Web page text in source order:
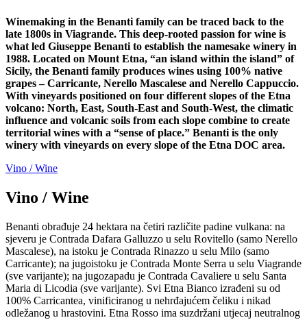
Winemaking in the Benanti family can be traced back to the
late 1800s in Viagrande. This deep-rooted passion for wine is
what led Giuseppe Benanti to establish the namesake winery in
1988. Located on Mount Etna, “an island within the island” of
Sicily, the Benanti family produces wines using 100% native
grapes – Carricante, Nerello Mascalese and Nerello Cappuccio.
With vineyards positioned on four different slopes of the Etna
volcano: North, East, South-East and South-West, the climatic
influence and volcanic soils from each slope combine to create
territorial wines with a “sense of place.” Benanti is the only
winery with vineyards on every slope of the Etna DOC area.
Vino / Wine
Vino / Wine
Benanti obrađuje 24 hektara na četiri različite padine vulkana: na
sjeveru je Contrada Dafara Galluzzo u selu Rovitello (samo Nerello
Mascalese), na istoku je Contrada Rinazzo u selu Milo (samo
Carricante); na jugoistoku je Contrada Monte Serra u selu Viagrande
(sve varijante); na jugozapadu je Contrada Cavaliere u selu Santa
Maria di Licodia (sve varijante). Svi Etna Bianco izrađeni su od
100% Carricantea, vinificiranog u nehrđajućem čeliku i nikad
odležanog u hrastovini. Etna Rosso ima suzdržani utjecaj neutralnog